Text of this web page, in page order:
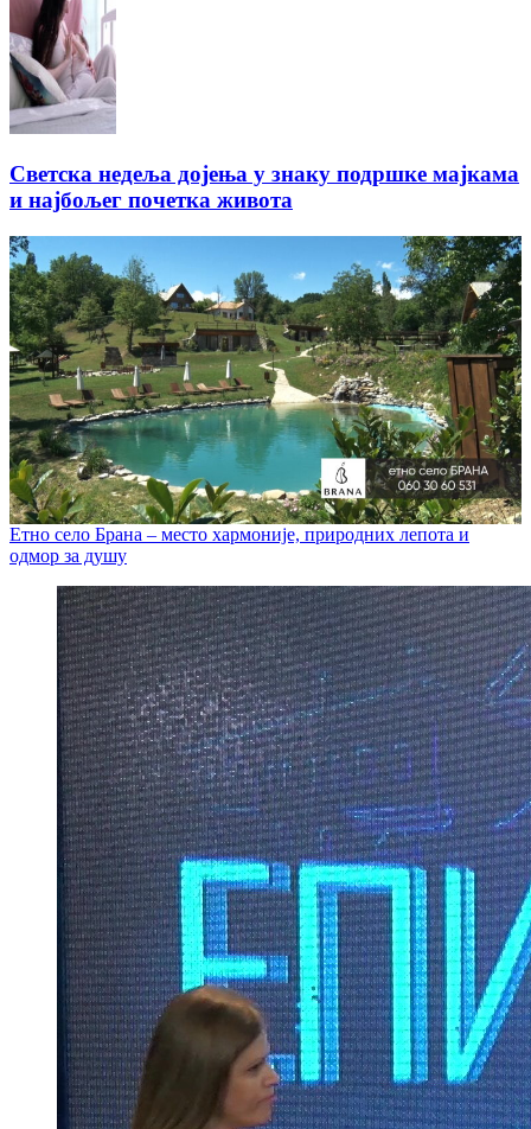
Светска недеља дојења у знаку подршке мајкама
и најбољег почетка живота
Етно село Брана – место хармоније, природних лепота и
одмор за душу